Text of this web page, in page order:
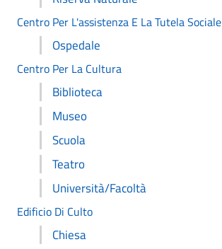
Centro Per L'assistenza E La Tutela Sociale
Ospedale
Centro Per La Cultura
Biblioteca
Museo
Scuola
Teatro
Università/Facoltà
Edificio Di Culto
Chiesa